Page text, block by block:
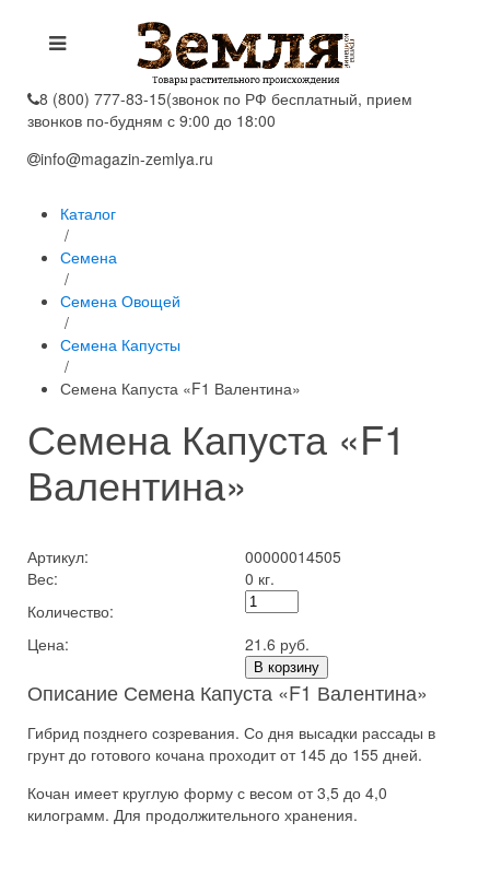
8 (800) 777-83-15(звонок по РФ бесплатный, прием
звонков по-будням с 9:00 до 18:00
info@magazin-zemlya.ru
Каталог
/
Семена
/
Семена Овощей
/
Семена Капусты
/
Семена Капуста «F1 Валентина»
Семена Капуста «F1
Валентина»
Артикул:
00000014505
Вес:
0 кг.
Количество:
Цена:
21.6 руб.
В корзину
Описание Семена Капуста «F1 Валентина»
Гибрид позднего созревания. Со дня высадки рассады в
грунт до готового кочана проходит от 145 до 155 дней.
Кочан имеет круглую форму с весом от 3,5 до 4,0
килограмм. Для продолжительного хранения.